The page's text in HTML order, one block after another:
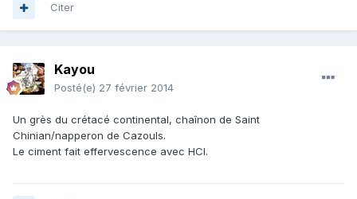
Citer
Kayou
Posté(e) 27 février 2014
Un grès du crétacé continental, chaînon de Saint
Chinian/napperon de Cazouls.
Le ciment fait effervescence avec HCl.